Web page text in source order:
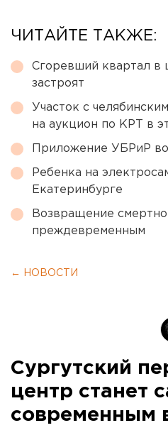
ЧИТАЙТЕ ТАКЖЕ:
Сгоревший квартал в
застроят
Участок с
на аукцион по КРТ в
Приложение УБРиР
Ребенка на
Екатеринбурге
Возвращение
преждевременным
← НОВОСТИ
Сургутский
центр станет
современным